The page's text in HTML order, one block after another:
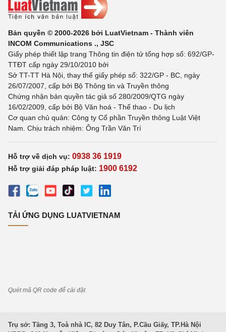
Bản quyền © 2000-2026 bởi LuatVietnam - Thành viên
INCOM Communications ., JSC
Giấy phép thiết lập trang Thông tin điện tử tổng hợp số: 692/GP-
TTĐT cấp ngày 29/10/2010 bởi
Sở TT-TT Hà Nội, thay thế giấy phép số: 322/GP - BC, ngày
26/07/2007, cấp bởi Bộ Thông tin và Truyền thông
Chứng nhận bản quyền tác giả số 280/2009/QTG ngày
16/02/2009, cấp bởi Bộ Văn hoá - Thể thao - Du lịch
Cơ quan chủ quản: Công ty Cổ phần Truyền thông Luật Việt
Nam. Chịu trách nhiệm: Ông Trần Văn Trí
Hỗ trợ về dịch vụ: 0938 36 1919
Hỗ trợ giải đáp pháp luật: 1900 6192
TẢI ỨNG DỤNG LUATVIETNAM
Quét mã QR code để cài đặt
Trụ sở: Tầng 3, Toà nhà IC, 82 Duy Tân, P.Cầu Giấy, TP.Hà Nội